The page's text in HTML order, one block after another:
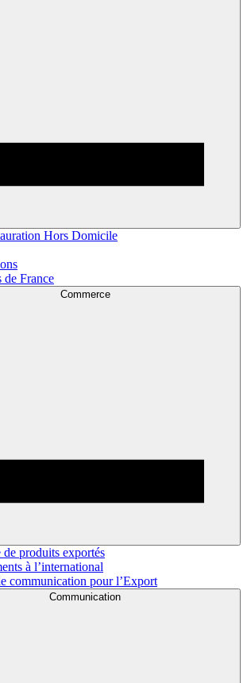
Hors Domicile
de France
Commerce
de produits exportés
à l’international
communication pour l’Export
Communication